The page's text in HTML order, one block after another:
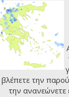
βλέπετε την
την ανανεώνετε